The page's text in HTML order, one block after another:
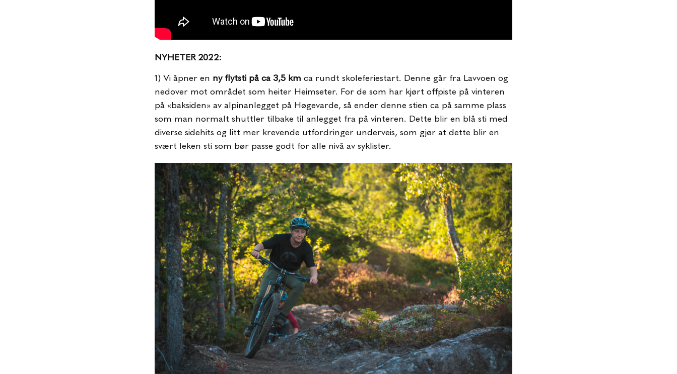
NYHETER 2022:
1) Vi åpner en ny flytsti på ca 3,5 km ca rundt skoleferiestart. Denne går fra Lavvoen og
nedover mot området som heiter Heimseter. For de som har kjørt offpiste på vinteren
på «baksiden» av alpinanlegget på Høgevarde, så ender denne stien ca på samme plass
som man normalt shuttler tilbake til anlegget fra på vinteren. Dette blir en blå sti med
diverse sidehits og litt mer krevende utfordringer underveis, som gjør at dette blir en
svært leken sti som bør passe godt for alle nivå av syklister.